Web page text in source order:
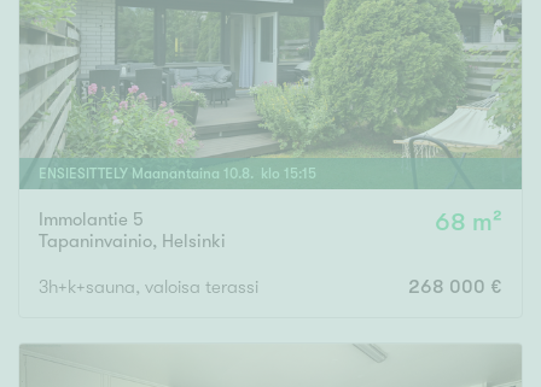
ENSIESITTELY Maanantaina 10.8. klo 15:15
Immolantie 5
Tapaninvainio, Helsinki
68 m²
3h+k+sauna, valoisa terassi 268 000 €